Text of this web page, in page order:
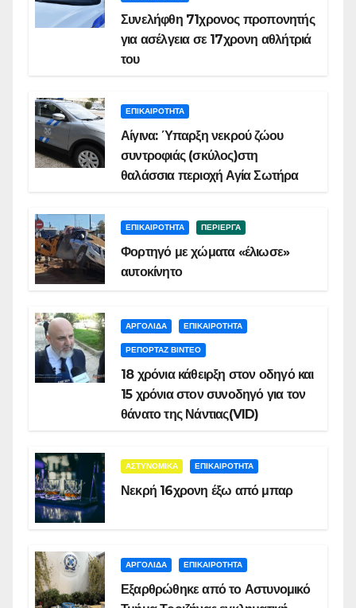
Συνελήφθη 71χρονος προπονητής
για ασέλγεια σε 17χρονη αθλήτριά
του
ΕΠΙΚΑΙΡΟΤΗΤΑ
Αίγινα: Ύπαρξη νεκρού ζώου
συντροφιάς (σκύλος)στη
θαλάσσια περιοχή Αγία Σωτήρα
ΕΠΙΚΑΙΡΟΤΗΤΑ ΠΕΡΙΕΡΓΑ
Φορτηγό με χώματα «έλιωσε»
αυτοκίνητο
ΑΡΓΟΛΙΔΑ ΕΠΙΚΑΙΡΟΤΗΤΑ
ΡΕΠΟΡΤΑΖ ΒΙΝΤΕΟ
18 χρόνια κάθειρξη στον οδηγό και
15 χρόνια στον συνοδηγό για τον
θάνατο της Νάντιας(VID)
ΑΣΤΥΝΟΜΙΚΑ ΕΠΙΚΑΙΡΟΤΗΤΑ
Νεκρή 16χρονη έξω από μπαρ
ΑΡΓΟΛΙΔΑ ΕΠΙΚΑΙΡΟΤΗΤΑ
Εξαρθρώθηκε από το Αστυνομικό